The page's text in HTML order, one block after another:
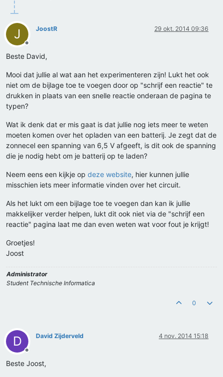
J
Offline
JoostR 29 okt. 2014 09:36
Beste David,
Mooi dat jullie al wat aan het experimenteren zijn! Lukt het ook
niet om de bijlage toe te voegen door op "schrijf een reactie" te
drukken in plaats van een snelle reactie onderaan de pagina te
typen?
Wat ik denk dat er mis gaat is dat jullie nog iets meer te weten
moeten komen over het opladen van een batterij. Je zegt dat de
zonnecel een spanning van 6,5 V afgeeft, is dit ook de spanning
die je nodig hebt om je batterij op te laden?
Neem eens een kijkje op deze website, hier kunnen jullie
misschien iets meer informatie vinden over het circuit.
Als het lukt om een bijlage toe te voegen dan kan ik jullie
makkelijker verder helpen, lukt dit ook niet via de "schrijf een
reactie" pagina laat me dan even weten wat voor fout je krijgt!
Groetjes!
Joost
Administrator
Student Technische Informatica
0
D
Offline
David Zijderveld 4 nov. 2014 15:18
Beste Joost,